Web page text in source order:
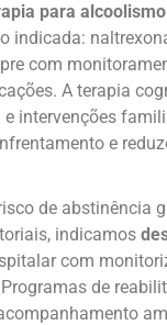
para alcoolismo
indicada:
com
A terapia
intervenções
e
de abstinência
indicamos
com
de